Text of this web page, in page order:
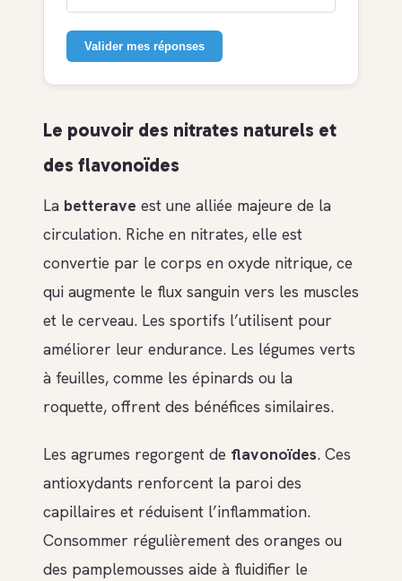
Valider mes réponses
Le pouvoir des nitrates naturels et
des flavonoïdes
La betterave est une alliée majeure de la
circulation. Riche en nitrates, elle est
convertie par le corps en oxyde nitrique, ce
qui augmente le flux sanguin vers les muscles
et le cerveau. Les sportifs l’utilisent pour
améliorer leur endurance. Les légumes verts
à feuilles, comme les épinards ou la
roquette, offrent des bénéfices similaires.
Les agrumes regorgent de flavonoïdes. Ces
antioxydants renforcent la paroi des
capillaires et réduisent l’inflammation.
Consommer régulièrement des oranges ou
des pamplemousses aide à fluidifier le